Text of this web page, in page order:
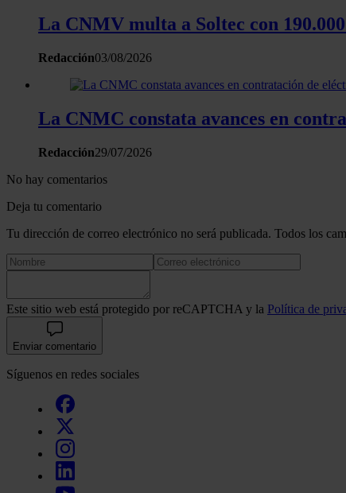
La CNMV multa a Soltec con
Redacción03/08/2026
La CNMC constata avances en
Redacción29/07/2026
No hay comentarios
Deja tu comentario
Tu dirección de correo electrónico no será publicada. Todos los
Este sitio web está protegido por reCAPTCHA y la Política de
Enviar comentario
Síguenos en redes sociales